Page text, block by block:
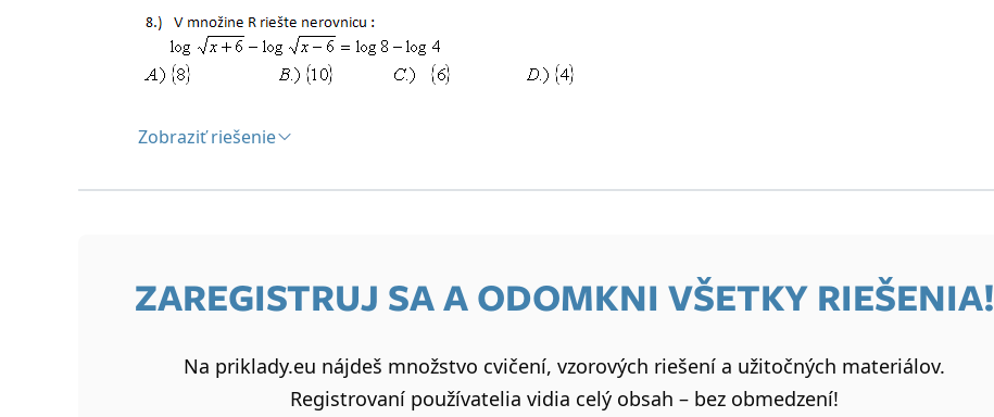
Zobraziť riešenie
ZAREGISTRUJ SA A ODOMKNI VŠETKY RIEŠENIA!
Na priklady.eu nájdeš množstvo cvičení, vzorových riešení a užitočných materiálov.
Registrovaní používatelia vidia celý obsah – bez obmedzení!